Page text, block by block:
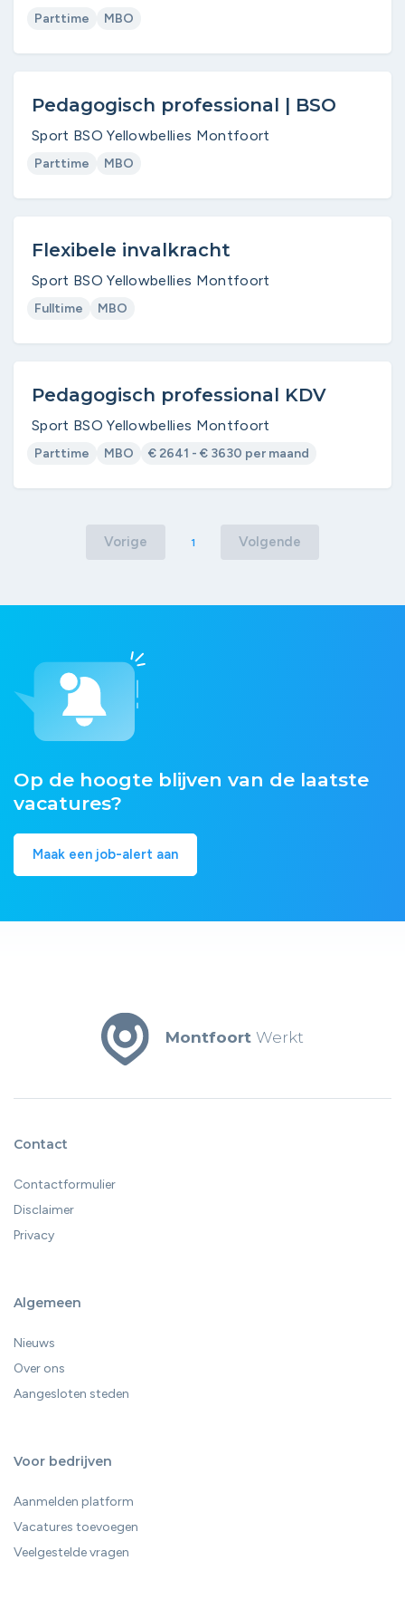
Parttime MBO
Pedagogisch professional | BSO
Sport BSO Yellowbellies Montfoort
Parttime MBO
Flexibele invalkracht
Sport BSO Yellowbellies Montfoort
Fulltime MBO
Pedagogisch professional KDV
Sport BSO Yellowbellies Montfoort
Parttime MBO € 2641 - € 3630 per maand
Vorige 1 Volgende
Op de hoogte blijven van de laatste
vacatures?
Maak een job-alert aan
Montfoort Werkt
Contact
Contactformulier
Disclaimer
Privacy
Algemeen
Nieuws
Over ons
Aangesloten steden
Voor bedrijven
Aanmelden platform
Vacatures toevoegen
Veelgestelde vragen